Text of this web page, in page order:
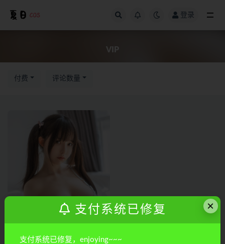
登录
VIP
付费 评论数量
×
支付系统已修复
支付系统已修复，enjoying~~~